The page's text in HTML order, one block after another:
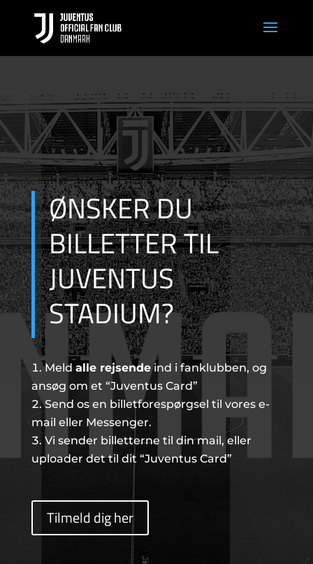
ØNSKER DU
BILLETTER TIL
JUVENTUS
STADIUM?
Meldalle rejsendeind i fanklubben, og
ansøg om et “Juventus Card”
Send os en billetforespørgsel til vores e-
mail eller Messenger.
Vi sender billetterne til din mail, eller
uploader det til dit “Juventus Card”
Tilmeld dig her